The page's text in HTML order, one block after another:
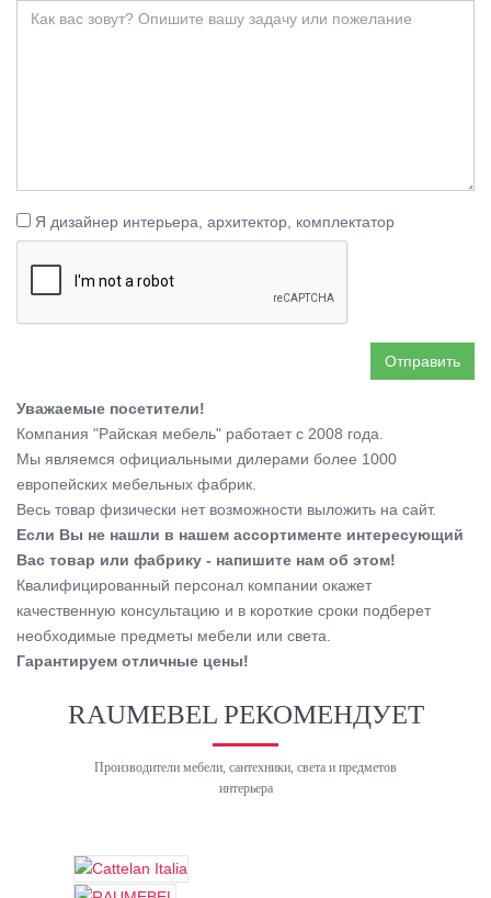
Я дизайнер интерьера, архитектор, комплектатор
Отправить
Уважаемые посетители!
Компания "Райская мебель" работает с 2008 года.
Мы являемся официальными дилерами более 1000
европейских мебельных фабрик.
Весь товар физически нет возможности выложить на сайт.
Если Вы не нашли в нашем ассортименте интересующий
Вас товар или фабрику - напишите нам об этом!
Квалифицированный персонал компании окажет
качественную консультацию и в короткие сроки подберет
необходимые предметы мебели или света.
Гарантируем отличные цены!
RAUMEBEL РЕКОМЕНДУЕТ
Производители мебели, сантехники, света и предметов
интерьера